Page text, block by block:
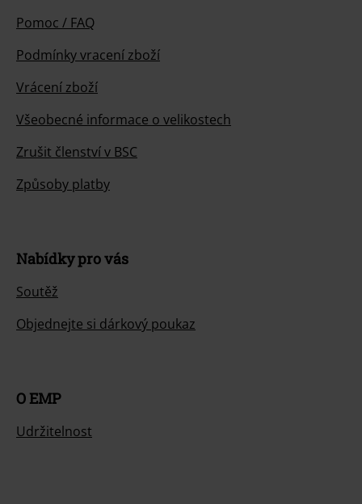
Pomoc / FAQ
Podmínky vracení zboží
Vrácení zboží
Všeobecné informace o velikostech
Zrušit členství v BSC
Způsoby platby
Nabídky pro vás
Soutěž
Objednejte si dárkový poukaz
O EMP
Udržitelnost